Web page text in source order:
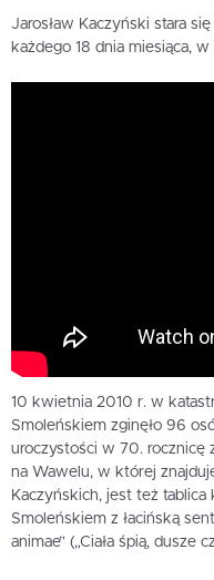
Jarosław Kaczyński stara
każdego 18 dnia miesiąca,
10 kwietnia 2010 r. w
Smoleńskiem zginęło 96
uroczystości w 70.
na Wawelu, w której
Kaczyńskich, jest też
Smoleńskiem z łacińską
animae” („Ciała śpią, dusze